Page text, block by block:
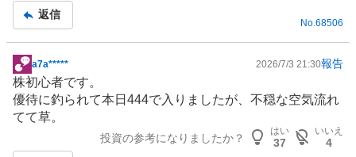
事
返信
No. 68506
掲
示
板
記
a7a***** 2026/7/3 21:30報告
株初心者です。
優待に釣られて本日444で入りましたが、不穏な空気流れ
てて草。
投資の参考になりましたか？
はい
37
いいえ
4